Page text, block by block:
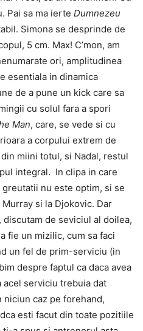
Pai sa ma ierte Dumnezeu
Simona se desprinde de
5 cm. Max! C’mon, am
ori, amplitudinea
esentiala in dinamica
de a pune un kick care sa
cu solul fara a spori
Man, care, se vede si cu
a corpului extrem de
miini totul, si Nadal, restul
integral. In clipa in care
nu este optim, si se
si la Djokovic. Dar
, discutam de seviciul al doilea,
fie un mizilic, cum sa faci
un fel de prim-serviciu (in
despre faptul ca daca avea
acel serviciu trebuia dat
caz pe forehand,
esti facut din toate pozitiile